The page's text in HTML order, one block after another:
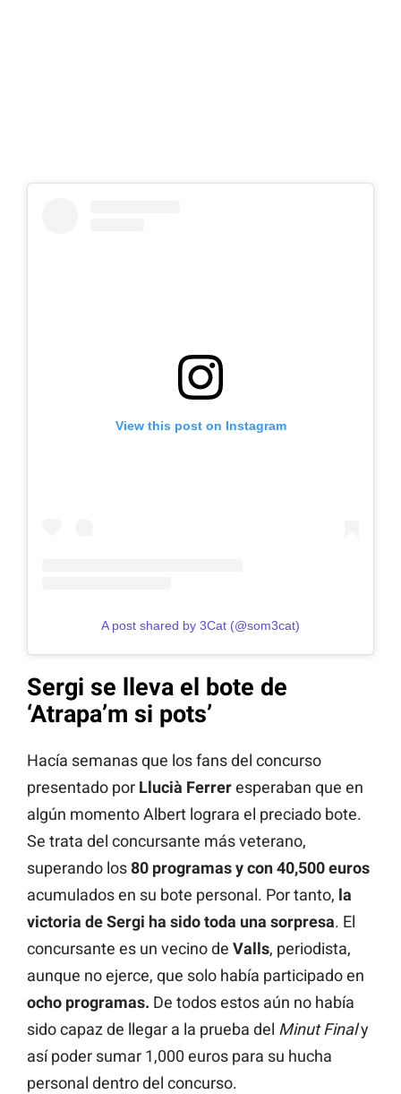
View this post on Instagram
A post shared by 3Cat (@som3cat)
Sergi se lleva el bote de
‘Atrapa’m si pots’
Hacía semanas que los fans del concurso
presentado por Llucià Ferreresperaban que en
algún momento Albert lograra el preciado bote.
Se trata del concursante más veterano,
superando los80 programas y con 40,500 euros
acumulados en su bote personal. Por tanto, la
victoria de Sergi ha sido toda una sorpresa. El
concursante es un vecino de Valls, periodista,
aunque no ejerce, que solo había participado en
ocho programas. De todos estos aún no había
sido capaz de llegar a la prueba del Minut Finaly
así poder sumar 1,000 euros para su hucha
personal dentro del concurso.